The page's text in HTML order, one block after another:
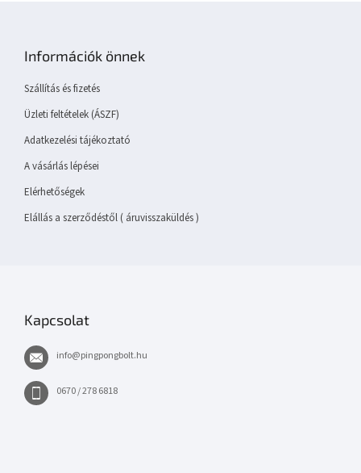
Információk önnek
Szállítás és fizetés
Üzleti feltételek (ÁSZF)
Adatkezelési tájékoztató
A vásárlás lépései
Elérhetőségek
Elállás a szerződéstől ( áruvisszaküldés )
Kapcsolat
info@pingpongbolt.hu
0670 / 278 6818